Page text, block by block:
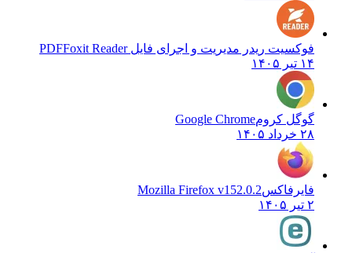
فوکسیت ریدر مدیریت و اجرای فایل PDFFoxit Reader
۱۴ تیر ۱۴۰۵
گوگل کرومGoogle Chrome
۲۸ خرداد ۱۴۰۵
فایرفاکسMozilla Firefox v152.0.2
۲ تیر ۱۴۰۵